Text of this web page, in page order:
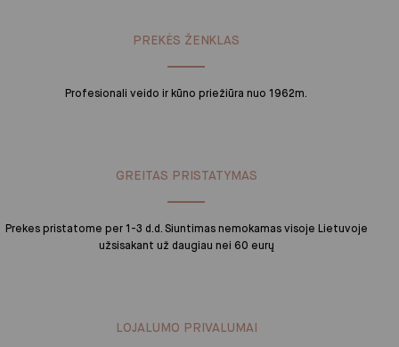
PREKĖS ŽENKLAS
Profesionali veido ir kūno priežiūra nuo 1962m.
GREITAS PRISTATYMAS
Prekes pristatome per 1-3 d.d. Siuntimas nemokamas visoje Lietuvoje
užsisakant už daugiau nei 60 eurų
LOJALUMO PRIVALUMAI